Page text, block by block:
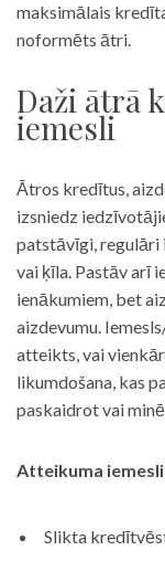
maksimālais
noformēts ātri.
Daži ātrā
iemesli
Ātros kredītus,
izsniedz
patstāvīgi, regulāri
vai ķīla. Pastāv arī
ienākumiem, bet
aizdevumu.
atteikts, vai
likumdošana, kas
paskaidrot vai
Atteikuma
Slikta